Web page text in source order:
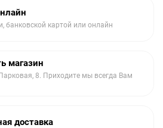
банковской картой или онлайн
магазин
8. Приходите мы всегда Вам
доставка